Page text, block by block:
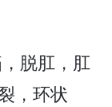
脱肛，肛
，环状